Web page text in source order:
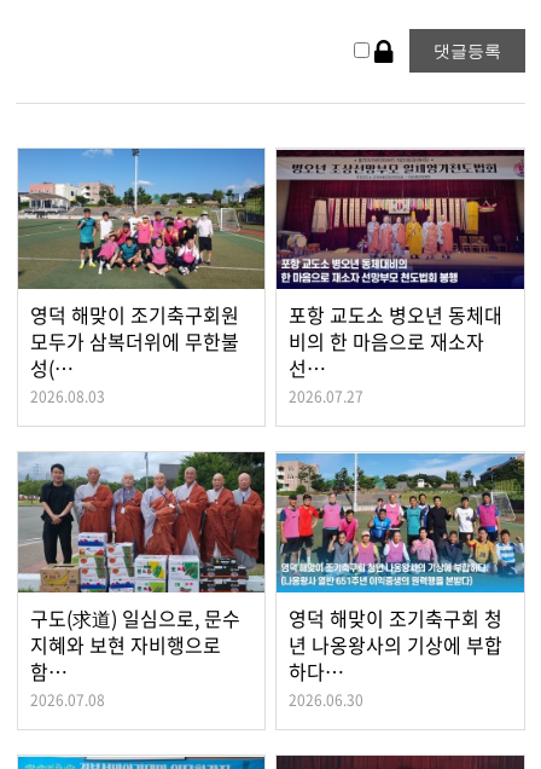
영덕 해맞이 조기축구회원
모두가 삼복더위에 무한불
성(…
2026.08.03
포항 교도소 병오년 동체대
비의 한 마음으로 재소자
선…
2026.07.27
구도(求道) 일심으로, 문수
지혜와 보현 자비행으로
함…
2026.07.08
영덕 해맞이 조기축구회 청
년 나옹왕사의 기상에 부합
하다…
2026.06.30